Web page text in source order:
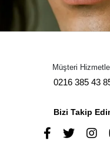
Müşteri
0216 385 43
Bizi Takip